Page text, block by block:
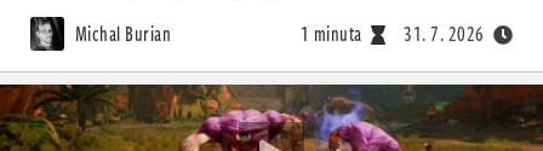
Michal Burian 1 minuta 31. 7. 2026